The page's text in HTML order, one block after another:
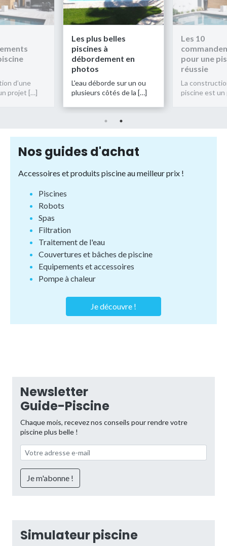
d’une
projet […]
Les plus belles
piscines à
débordement en
photos
L'eau déborde sur un ou
plusieurs côtés de la […]
Les 10
pour une
réussie
La
piscine est
Nos guides d'achat
Accessoires et produits piscine au meilleur prix !
Piscines
Robots
Spas
Filtration
Traitement de l'eau
Couvertures et bâches de piscine
Equipements et accessoires
Pompe à chaleur
Je découvre !
Newsletter
Guide-Piscine
Chaque mois, recevez nos conseils pour rendre votre
piscine plus belle !
Simulateur piscine